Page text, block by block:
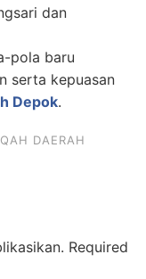
dan
pola baru
serta kepuasan
Depok.
DAERAH
Required